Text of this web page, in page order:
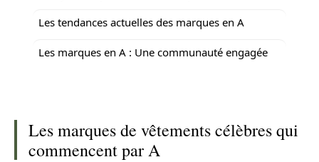
Les tendances actuelles des marques en A
Les marques en A : Une communauté engagée
Les marques de vêtements célèbres qui
commencent par A